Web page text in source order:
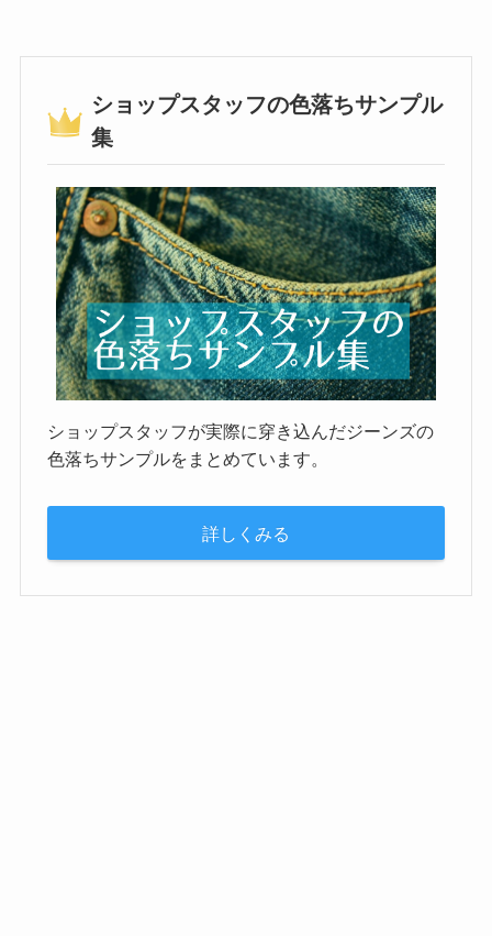
ショップスタッフの色落ちサンプル
集
ショップスタッフが実際に穿き込んだジーンズの
色落ちサンプルをまとめています。
詳しくみる